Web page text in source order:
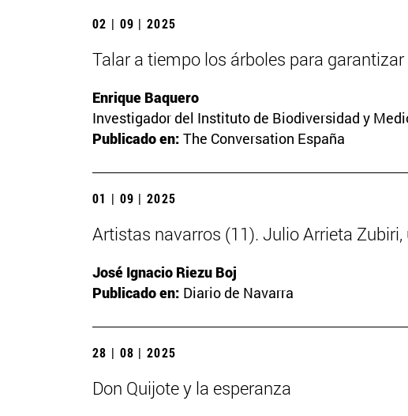
02 | 09 | 2025
Talar a tiempo los árboles para
Enrique Baquero
Investigador del Instituto de Biodiversidad y
Publicado en: The Conversation España
01 | 09 | 2025
Artistas navarros (11). Julio Arrieta
José Ignacio Riezu Boj
Publicado en: Diario de Navarra
28 | 08 | 2025
Don Quijote y la esperanza